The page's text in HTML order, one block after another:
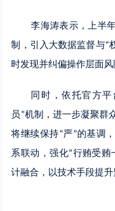
李海涛表示，上半
制，引入大数据监督与“
时发现并纠偏操作层面
同时，依托官方平
员”机制，进一步凝聚群
将继续保持“严”的基调
系联动，强化“行贿受贿
计融合，以技术手段提升